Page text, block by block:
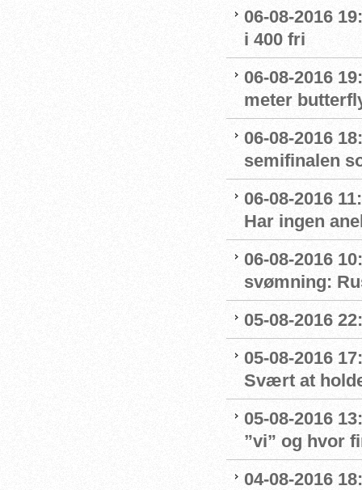
06-08-2016
i 400 fri
06-08-2016
meter
06-08-2016
semifinalen
06-08-2016
Har ingen
06-08-2016
svømning:
05-08-2016
05-08-2016
Svært at
05-08-2016
”vi” og hvor
04-08-2016